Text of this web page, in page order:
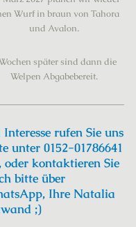
Wurf in braun von Tahora
und Avalon.
später sind dann die
Welpen Abgabebereit.
Interesse rufen Sie uns
unter 0152-01786641
oder kontaktieren Sie
bitte über
Ihre Natalia
;)